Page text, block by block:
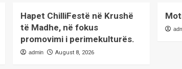
Hapet ChilliFestë në Krushë
të Madhe, në fokus
promovimi i perimekulturës.
admin August 8, 2026